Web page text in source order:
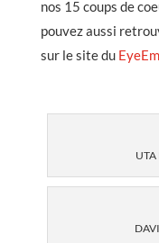
nos 15 coups de
pouvez aussi
sur le site du
UTA